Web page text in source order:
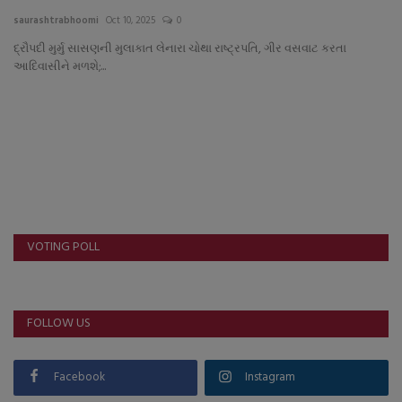
About Author
Contact
ગુજરાત
Support US
બજારના સમાચાર
saurashtrabhoomi Oct 10, 2025 0
દ્રૌપદી મુર્મુ સાસણની મુલાકાત લેનારા ચોથા રાષ્ટ્રપતિ, ગીર વસવાટ કરતા
આદિવાસીને મળશે;...
VOTING POLL
FOLLOW US
Facebook Instagram